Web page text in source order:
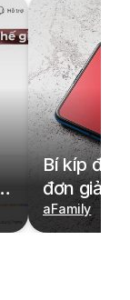
Bí kíp đặt
đơn giản,
cả gia
aFamily